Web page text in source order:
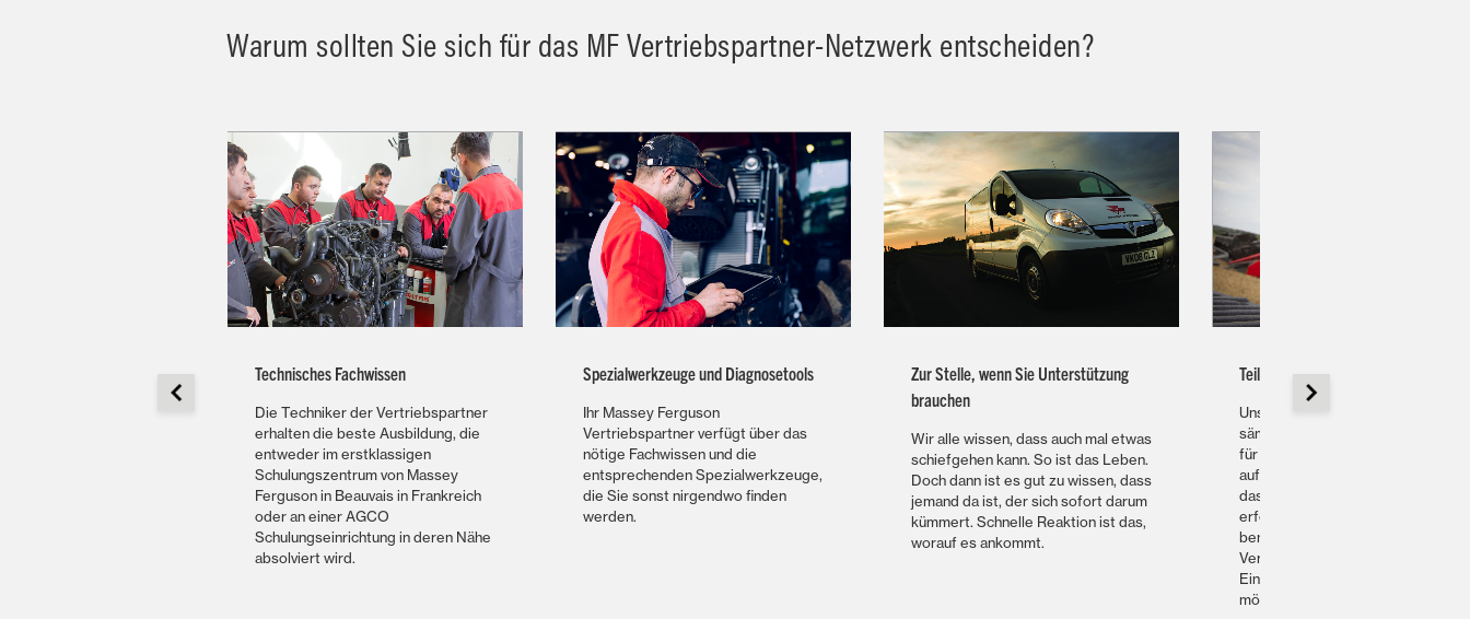
Warum sollten Sie sich für das MF Vertriebspartner-Netzwerk entscheiden?
Technisches Fachwissen
Die Techniker der Vertriebspartner
erhalten die beste Ausbildung, die
entweder im erstklassigen
Schulungszentrum von Massey
Ferguson in Beauvais in Frankreich
oder an einer AGCO
Schulungseinrichtung in deren Nähe
absolviert wird.
Spezialwerkzeuge und Diagnosetools
Ihr Massey Ferguson
Vertriebspartner verfügt über das
nötige Fachwissen und die
entsprechenden Spezialwerkzeuge,
die Sie sonst nirgendwo finden
werden.
Zur Stelle, wenn Sie Unterstützung
brauchen
Wir alle wissen, dass auch mal etwas
schiefgehen kann. So ist das Leben.
Doch dann ist es gut zu wissen, dass
jemand da ist, der sich sofort darum
kümmert. Schnelle Reaktion ist das,
worauf es ankommt.
Teileverfügbarkeit
Unsere Vertriebspartner halten
sämtliche schnell drehenden Teile
für Ihre Massey Ferguson
auf Vorrat. So wird sichergestellt,
dass bei einem Ausfall oder einer
erforderlichen Reparatur, die
benötigten Ersatzteile sofort zur
Verfügung stehen, um die
Einsatzbereitschaft so schnell wie
möglich wiederherzustellen.